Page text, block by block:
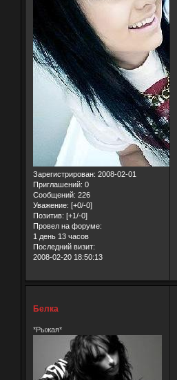
Зарегистрирован: 2008-02-01
Приглашений: 0
Сообщений: 226
Уважение: [+0/-0]
Позитив: [+1/-0]
Провел на форуме:
1 день 13 часов
Последний визит:
2008-02-20 18:50:13
Белка
*Рыжая*